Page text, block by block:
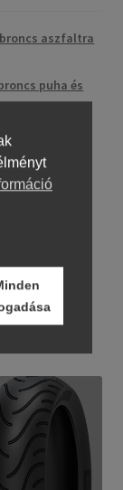
aszfaltra
puha és
túra utcai
abroncs